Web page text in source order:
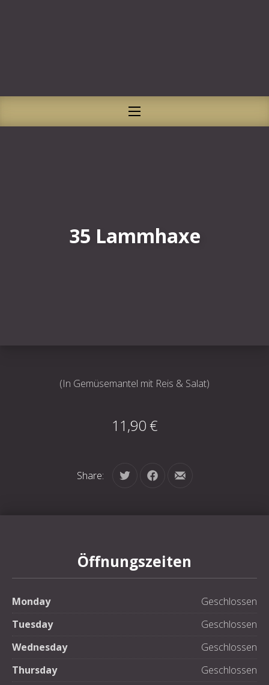
NAVIGATION
35 Lammhaxe
(In Gemüsemantel mit Reis & Salat)
11,90 €
Share: Tweet Share on Facebook
Share by Email
Öffnungszeiten
Monday
Geschlossen
Tuesday
Geschlossen
Wednesday
Geschlossen
Thursday
Geschlossen